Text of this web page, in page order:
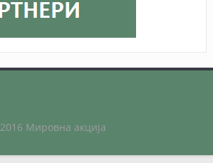
2016 Мировна акција